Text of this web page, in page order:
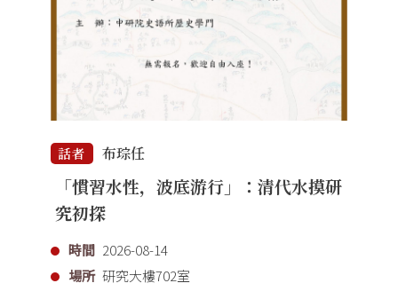
話者 布琮任
「慣習水性，波底游行」：清代水摸研
究初探
時間 2026-08-14
場所 研究大樓702室